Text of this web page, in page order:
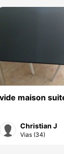
vide maison
Christian J
Vias (34)